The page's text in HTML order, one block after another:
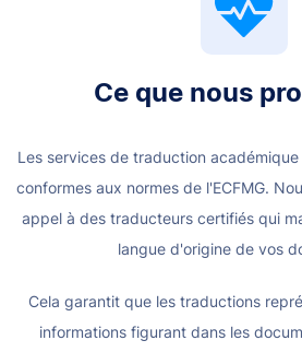
Ce que nous
Les services de traduction
conformes aux normes de l'ECFMG.
appel à des traducteurs certifiés qui
langue d'origine de vos
Cela garantit que les traductions
informations figurant dans les